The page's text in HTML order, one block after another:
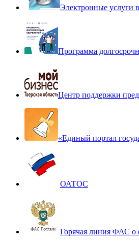
Электронные услуги
Программа
Центр поддержки
«Единый портал
ОАТОС
Горячая линия ФАС о